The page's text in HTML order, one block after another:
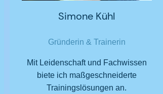
Simone Kühl
Gründerin & Trainerin
Mit Leidenschaft und Fachwissen
biete ich maßgeschneiderte
Trainingslösungen an.